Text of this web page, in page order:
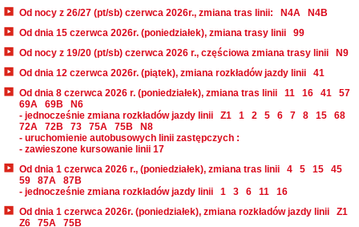
Od nocy z 26/27 (pt/sb) czerwca 2026r., zmiana tras linii:
N4A
N4B
Od dnia 15 czerwca 2026r. (poniedziałek), zmiana trasy linii
99
Od nocy z 19/20 (pt/sb) czerwca 2026 r., częściowa zmiana trasy linii
N9
Od dnia 12 czerwca 2026r. (piątek), zmiana rozkładów jazdy linii
41
Od dnia 8 czerwca 2026 r. (poniedziałek), zmiana tras linii
11 16 41
57
69A
69B
N6
- jednocześnie zmiana rozkładów jazdy linii
Z1 1 2 5 6 7 8 15
68
72A
72B 73 75A 75B
N8
- uruchomienie autobusowych linii zastępczych :
- zawieszone kursowanie linii 17
Od dnia 1 czerwca 2026 r., (poniedziałek), zmiana tras linii
4 5 15
45
59
87A
87B
- jednocześnie zmiana rozkładów jazdy linii
1 3 6 11
16
Od dnia 1 czerwca 2026r. (poniedziałek), zmiana rozkładów jazdy linii
Z1
Z6
75A 75B